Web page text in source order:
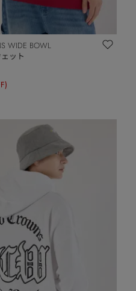
WIDE BOWL
ェット